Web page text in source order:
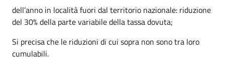
dell’anno in località fuori dal territorio nazionale: riduzione
del 30% della parte variabile della tassa dovuta;
Si precisa che le riduzioni di cui sopra non sono tra loro
cumulabili.